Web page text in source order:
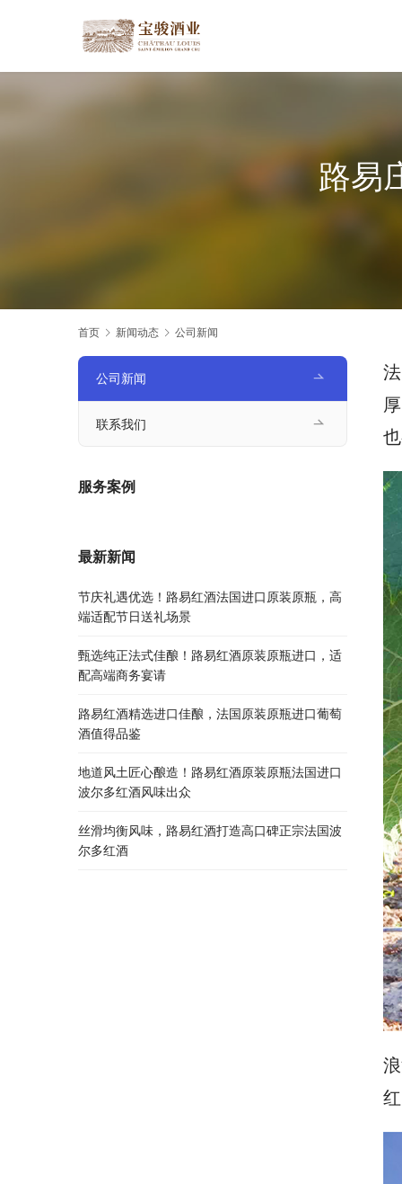
路易
首页 新闻动态 公司新闻
公司新闻
联系我们
服务案例
最新新闻
节庆礼遇优选！路易红酒法国进口原装原瓶，高
端适配节日送礼场景
甄选纯正法式佳酿！路易红酒原装原瓶进口，适
配高端商务宴请
路易红酒精选进口佳酿，法国原装原瓶进口葡萄
酒值得品鉴
地道风土匠心酿造！路易红酒原装原瓶法国进口
波尔多红酒风味出众
丝滑均衡风味，路易红酒打造高口碑正宗法国波
尔多红酒